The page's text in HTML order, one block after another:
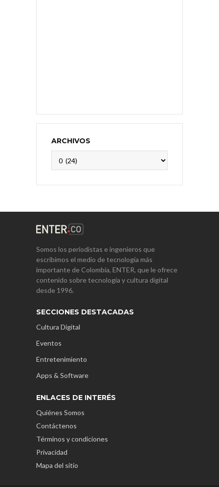
ARCHIVOS
Somos los periodistas e ingenieros que
escribimos el medio de tecnología más
importante de Colombia, ENTER, que le ofrece
contenido sobre tecnología y cultura digital
desde 1996.
SECCIONES DESTACADAS
Cultura Digital
Eventos
Entretenimiento
Apps & Software
ENLACES DE INTERÉS
Quiénes Somos
Contáctenos
Términos y condiciones
Privacidad
Mapa del sitio